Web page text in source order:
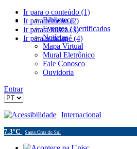
Ir para o conteúdo (1)
Ir para o menu (2)
Ir para a busca (3)
Ir para o rodapé (4)
Biblioteca
Eventos / Certificados
Notícias
Mapa Virtual
Mural Eletrônico
Fale Conosco
Ouvidoria
Entrar
Acessibilidade Internacional
7.3°C Santa Cruz do Sul